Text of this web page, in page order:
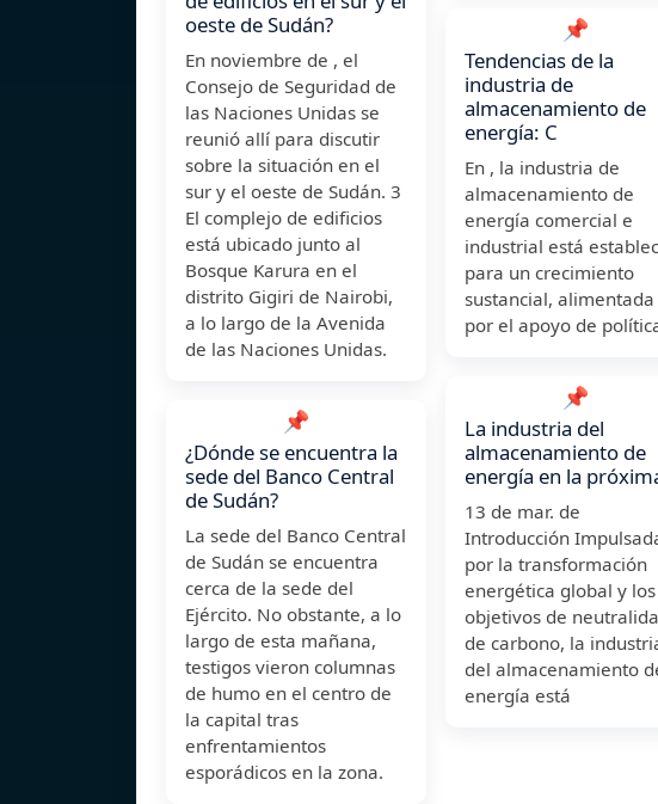
oeste de Sudán?
En noviembre de , el
Consejo de Seguridad de
las Naciones Unidas se
reunió allí para discutir
sobre la situación en el
sur y el oeste de Sudán. 3 ​
El complejo de edificios
está ubicado junto al
Bosque Karura en el
distrito Gigiri de Nairobi,
a lo largo de la Avenida
de las Naciones Unidas.
📌
¿Dónde se encuentra la
sede del Banco Central
de Sudán?
La sede del Banco Central
de Sudán se encuentra
cerca de la sede del
Ejército. No obstante, a lo
largo de esta mañana,
testigos vieron columnas
de humo en el centro de
la capital tras
enfrentamientos
esporádicos en la zona.
📌
Tendencias de la
industria de
almacenamiento de
energía: C
En , la industria de
almacenamiento de
energía comercial e
industrial está
para un crecimiento
sustancial, alimentada
por el apoyo de
📌
La industria del
almacenamiento de
energía en la
13 de mar. de
Introducción
por la transformación
energética global y los
objetivos de
de carbono, la
del almacenamiento
energía está